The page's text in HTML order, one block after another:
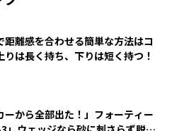
距離感を合わせる簡単な方法はコ
は長く持ち、下りは短く持つ！
ーから全部出た！」フォーティー